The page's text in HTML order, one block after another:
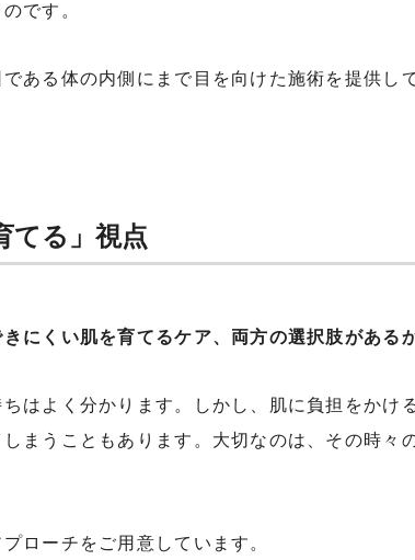
です。
ある体の内側にまで目を向けた施術を提供し
てる」視点
にくい肌を育てるケア、両方の選択肢がある
はよく分かります。しかし、肌に負担をかけ
まうこともあります。大切なのは、その時々
ローチをご用意しています。